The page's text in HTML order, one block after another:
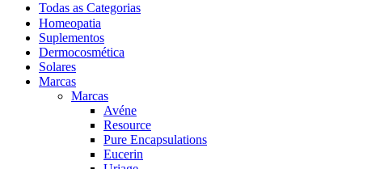
Todas as Categorias
Homeopatia
Suplementos
Dermocosmética
Solares
Marcas
Marcas
Avéne
Resource
Pure Encapsulations
Eucerin